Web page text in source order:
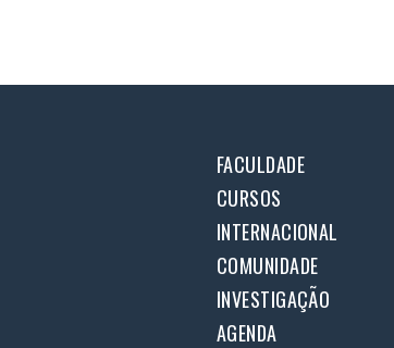
FACULDADE
CURSOS
INTERNACIONAL
COMUNIDADE
INVESTIGAÇÃO
AGENDA